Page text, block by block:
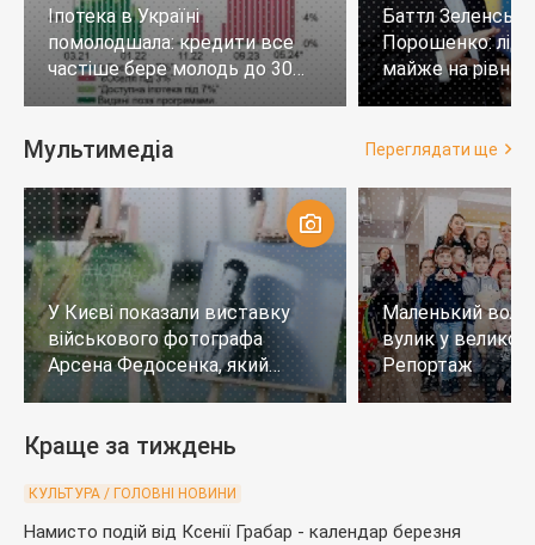
Іпотека в Україні
помолодшала: кредити все
частіше бере молодь до 30
років
Баттл
Порошенко:
майже на
тих, хто не
Мультимедіа Переглядати ще
У Києві показали виставку
військового фотографа
Арсена Федосенка, який
загинув на війні
Маленький
вулик у
Репортаж
Краще за тиждень
КУЛЬТУРА / ГОЛОВНІ НОВИНИ
Намисто подій від Ксенії Грабар - календар березня